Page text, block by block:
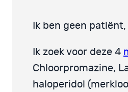
Ik ben geen
Ik zoek voor deze 4
Chloorpromazine,
haloperidol